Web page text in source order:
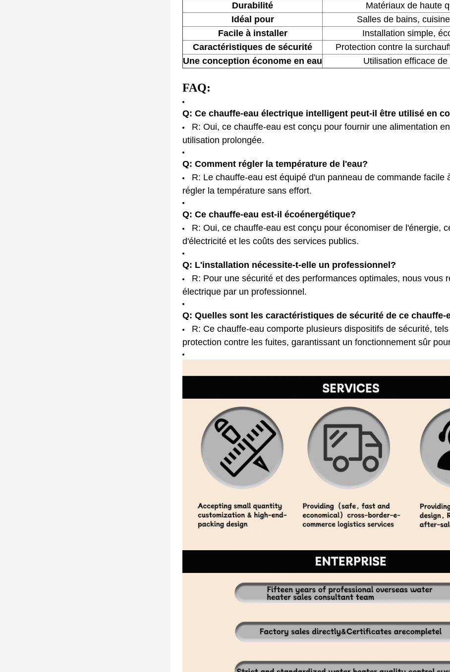
Durabilité
Matériaux de haute
Idéal pour
Salles de bains,
Facile à installer
Installation simple,
Caractéristiques de sécurité
Protection contre la
Une conception économe en eau
Utilisation efficace
FAQ:
Q: Ce chauffe-eau électrique intelligent peut-il être utilisé en
R: Oui, ce chauffe-eau est conçu pour fournir une alimentation
utilisation prolongée.
Q: Comment régler la température de l'eau?
R: Le chauffe-eau est équipé d'un panneau de commande
régler la température sans effort.
Q: Ce chauffe-eau est-il écoénergétique?
R: Oui, ce chauffe-eau est conçu pour économiser de l'énergie,
d'électricité et les coûts des services publics.
Q: L'installation nécessite-t-elle un professionnel?
R: Pour une sécurité et des performances optimales, nous vous
électrique par un professionnel.
Q: Quelles sont les caractéristiques de sécurité de ce chauffe-
R: Ce chauffe-eau comporte plusieurs dispositifs de sécurité,
protection contre les fuites, garantissant un fonctionnement sûr